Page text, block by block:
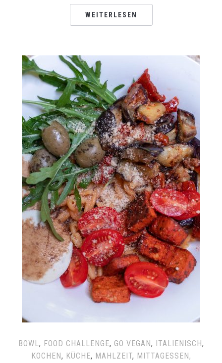
WEITERLESEN
BOWL, FOOD CHALLENGE, GO VEGAN, ITALIENISCH,
KOCHEN, KÜCHE, MAHLZEIT, MITTAGESSEN,